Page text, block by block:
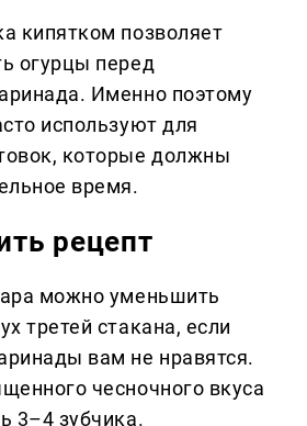
кипятком позволяет
огурцы перед
Именно поэтому
используют для
которые должны
время.
рецепт
можно уменьшить
третей стакана, если
вам не нравятся.
чесночного вкуса
3–4 зубчика.